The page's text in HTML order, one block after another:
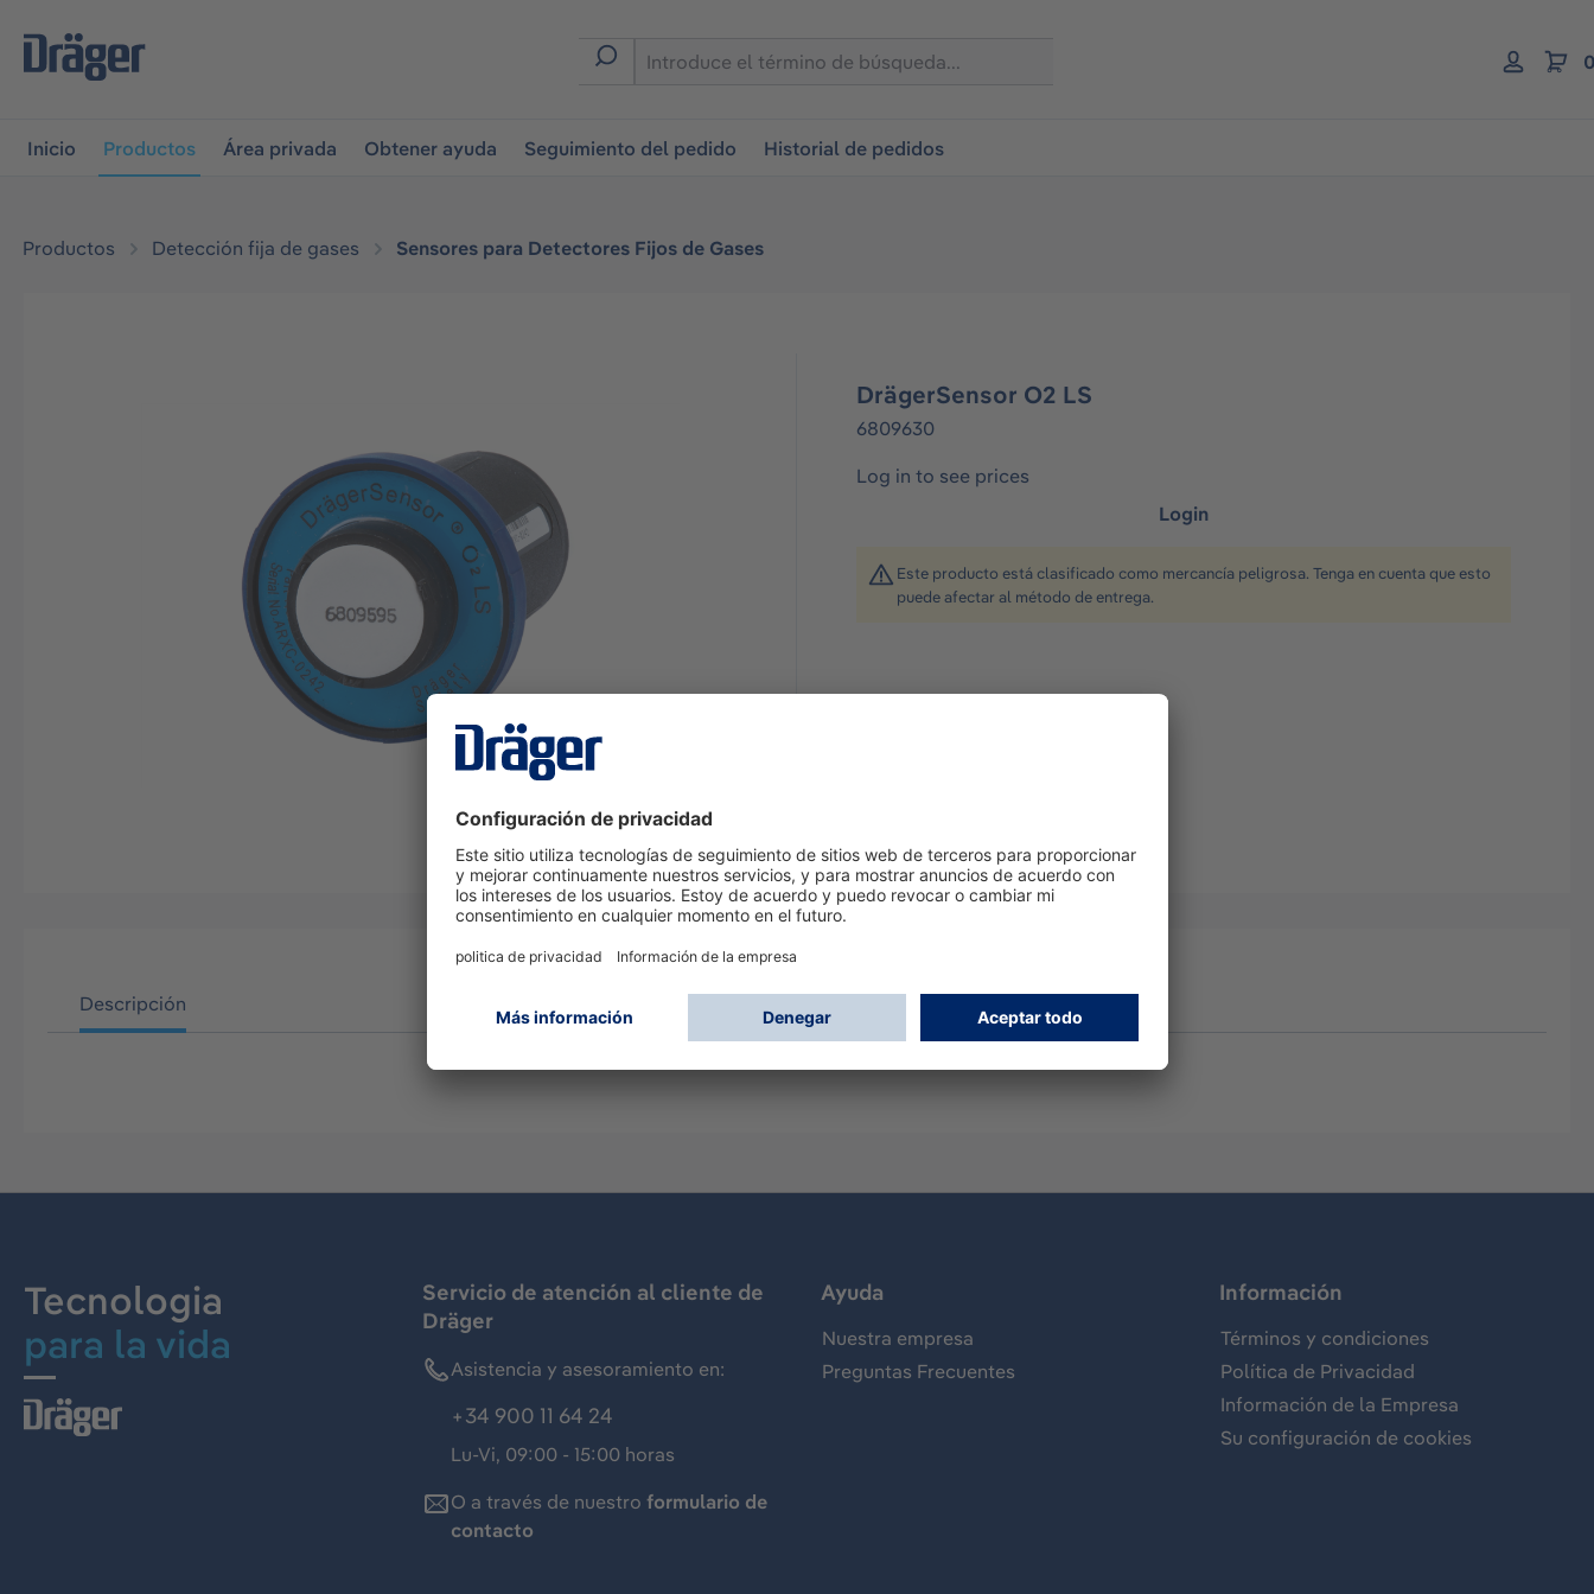
la navegación principal
Inicio Productos Área privada Obtener ayuda Seguimiento del pedido Historial de pedidos
Productos Detección fija de gases Sensores para Detectores Fijos de Gases
DrägerSensor O2 LS
6809630
Log in to see prices
Login
Este producto está clasificado como mercancía peligrosa. Tenga en cuenta que esto
puede afectar al método de entrega.
Descripción
Tecnologia
para la vida
Servicio de atención al cliente de
Dräger
Asistencia y asesoramiento en:
+34 900 11 64 24
Lu-Vi, 09:00 - 15:00 horas
O a través de nuestro formulario de
contacto
Ayuda
Nuestra empresa
Preguntas Frecuentes
Información
Términos y condiciones
Política de Privacidad
Información de la Empresa
Su configuración de cookies